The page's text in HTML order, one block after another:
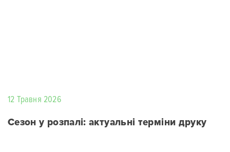
12 Травня 2026
Сезон у розпалі: актуальні терміни друку